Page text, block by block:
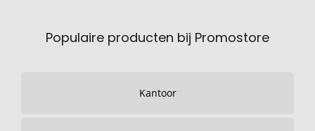
Populaire producten bij Promostore
Kantoor